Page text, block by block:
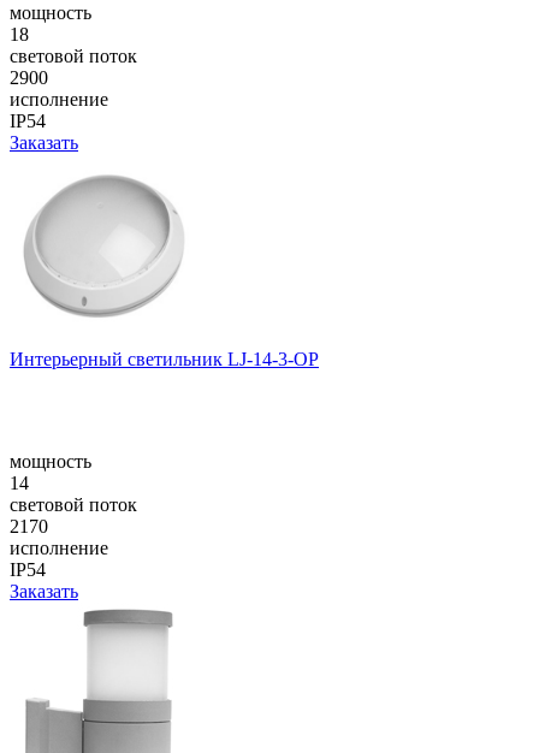
мощность
18
световой поток
2900
исполнение
IP54
Заказать
Интерьерный светильник LJ-14-3-OP
мощность
14
световой поток
2170
исполнение
IP54
Заказать